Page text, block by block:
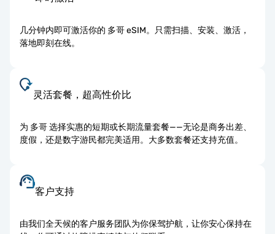
几分钟内即可激活你的 多哥 eSIM。只需扫描、安装、激活，
落地即刻在线。
灵活套餐，超高性价比
为 多哥 选择实惠的短期或长期流量套餐——无论是商务出差、
度假，还是数字游民都完美适用。大多数套餐还支持充值。
客户支持
由我们全天候的客户服务团队为你保驾护航，让你安心保持在